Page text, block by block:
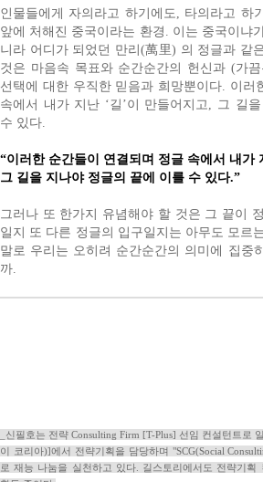
인물들에게 자의라고 하기에도, 타의라고 하
앞에 처해진 중국이라는 환경. 이는 중국이냐
니라 어디가 되었던 만리(萬里) 의 정글과 같
것은 마음속 목표와 순간순간의 헌신과 (가
선택에 대한 우직한 믿음과 희망뿐이다. 이러
속에서 내가 지난 ‘길’이 만들어지고, 그 길
수 있다.
“이러한 순간들이 연결되며 정글 속에서 내가
그 길을 지나야 정글의 끝에 이를 수 있다.”
그러나 또 한가지 유념해야 할 것은 그 끝이
일지 또 다른 정글의 입구일지는 아무도 모르
말로 우리는 오히려 순간순간의 의미에 집중
까.
_신필호는 전략 Consulting Firm [T-Plus] 선임 컨설턴트로
이 코리아)]에서 전략기획을 담당하며 "SCG(Social
로 재능 나눔을 실천하고 있다. 길스토리에서도 전략기획